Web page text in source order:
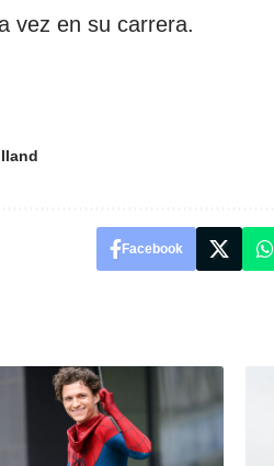
vez en su carrera.
Facebook